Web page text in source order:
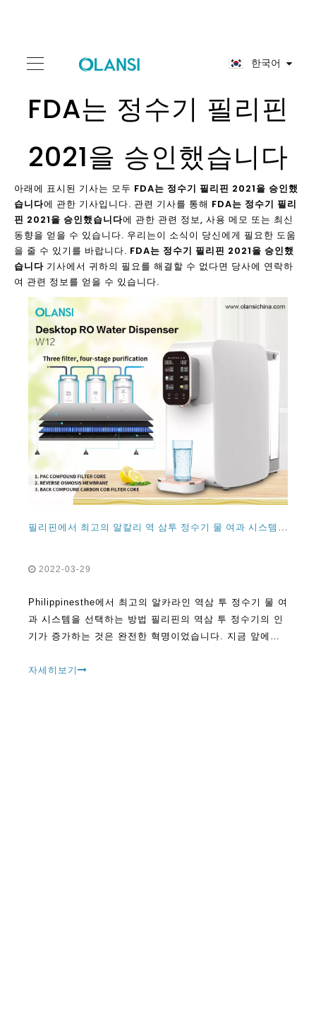
한국어
FDA는 정수기 필리핀
2021을 승인했습니다
아래에 표시된 기사는 모두 FDA는 정수기 필리핀 2021을 승인했
습니다에 관한 기사입니다. 관련 기사를 통해 FDA는 정수기 필리
핀 2021을 승인했습니다에 관한 관련 정보, 사용 메모 또는 최신
동향을 얻을 수 있습니다. 우리는이 소식이 당신에게 필요한 도움
을 줄 수 있기를 바랍니다. FDA는 정수기 필리핀 2021을 승인했
습니다 기사에서 귀하의 필요를 해결할 수 없다면 당사에 연락하
여 관련 정보를 얻을 수 있습니다.
필리핀에서 최고의 알칼리 역 삼투 정수기 물 여과 시스템을 선택하는 방법
2022-03-29
Philippinesthe에서 최고의 알카라인 역삼 투 정수기 물 여
과 시스템을 선택하는 방법 필리핀의 역삼 투 정수기의 인
기가 증가하는 것은 완전한 혁명이었습니다. 지금 앞에이
이 중요합니다.
자세히보기